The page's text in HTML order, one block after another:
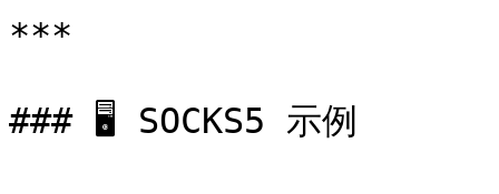
***
### 🖥 SOCKS5 示例